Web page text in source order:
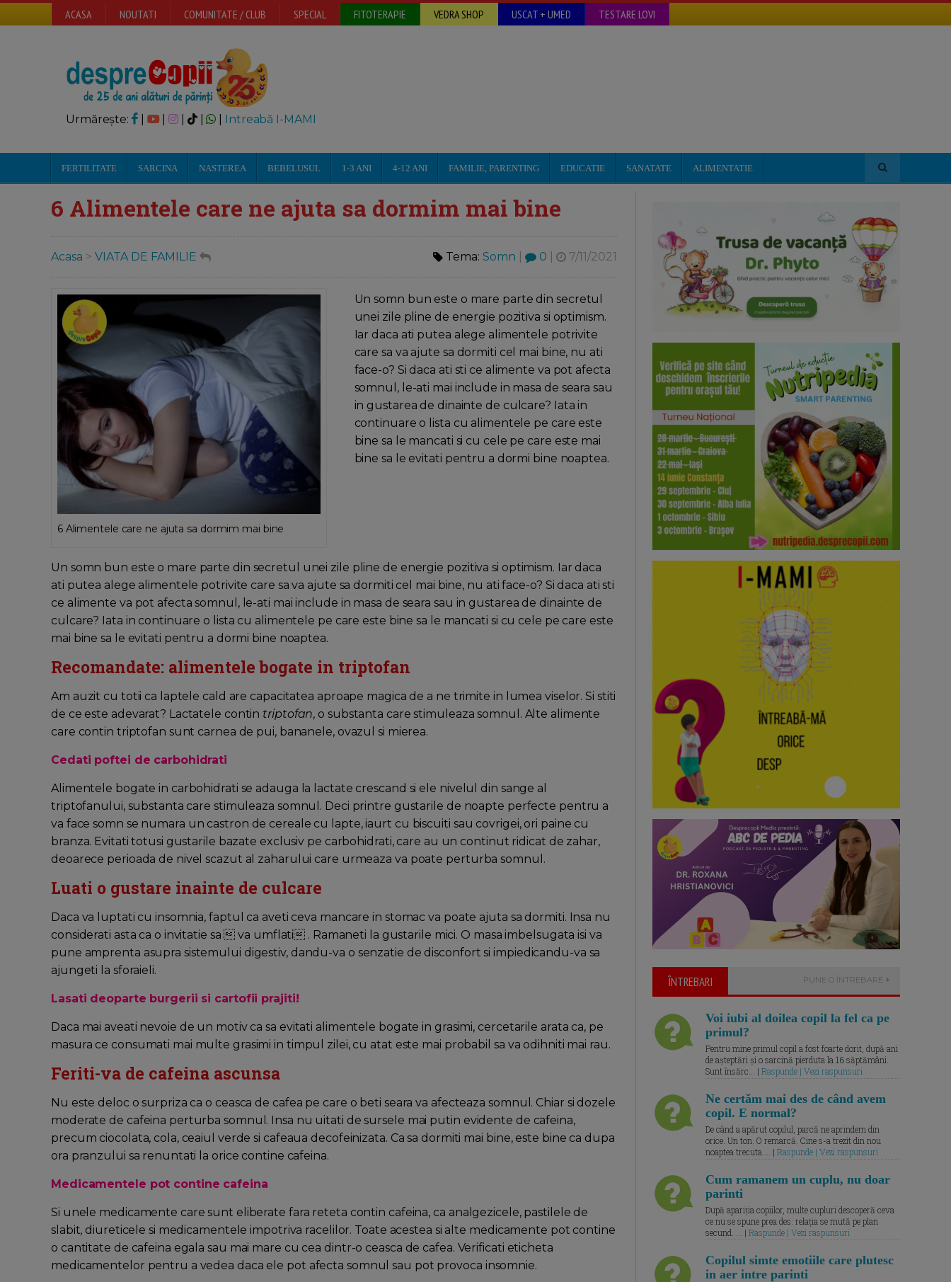
ACASA NOUTATI COMUNITATE / CLUB SPECIAL FITOTERAPIE VEDRA SHOP USCAT + UMED TESTARE LOVI
Urmărește: | | Intreabă I-MAMI
FERTILITATE SARCINA NASTEREA BEBELUSUL 1-3 ANI 4-12 ANI FAMILIE, PARENTING EDUCATIE SANATATE ALIMENTATIE
6 Alimentele care ne ajuta sa dormim mai bine
Acasa > VIATA DE FAMILIE Tema: Somn 0 7/11/2021
6 Alimentele care ne ajuta sa dormim mai bine
Un somn bun este o mare parte din secretul
unei zile pline de energie pozitiva si optimism.
Iar daca ati putea alege alimentele potrivite
care sa va ajute sa dormiti cel mai bine, nu ati
face-o? Si daca ati sti ce alimente va pot afecta
somnul, le-ati mai include in masa de seara sau
in gustarea de dinainte de culcare? Iata in
continuare o lista cu alimentele pe care este
bine sa le mancati si cu cele pe care este mai
bine sa le evitati pentru a dormi bine noaptea.
Un somn bun este o mare parte din secretul unei zile pline de energie pozitiva si optimism. Iar daca
ati putea alege alimentele potrivite care sa va ajute sa dormiti cel mai bine, nu ati face-o? Si daca ati sti
ce alimente va pot afecta somnul, le-ati mai include in masa de seara sau in gustarea de dinainte de
culcare? Iata in continuare o lista cu alimentele pe care este bine sa le mancati si cu cele pe care este
mai bine sa le evitati pentru a dormi bine noaptea.
Recomandate: alimentele bogate in triptofan
Am auzit cu totii ca laptele cald are capacitatea aproape magica de a ne trimite in lumea viselor. Si stiti
de ce este adevarat? Lactatele contin triptofan, o substanta care stimuleaza somnul. Alte alimente
care contin triptofan sunt carnea de pui, bananele, ovazul si mierea.
Cedati poftei de carbohidrati
Alimentele bogate in carbohidrati se adauga la lactate crescand si ele nivelul din sange al
triptofanului, substanta care stimuleaza somnul. Deci printre gustarile de noapte perfecte pentru a
va face somn se numara un castron de cereale cu lapte, iaurt cu biscuiti sau covrigei, ori paine cu
branza. Evitati totusi gustarile bazate exclusiv pe carbohidrati, care au un continut ridicat de zahar,
deoarece perioada de nivel scazut al zaharului care urmeaza va poate perturba somnul.
Luati o gustare inainte de culcare
Daca va luptati cu insomnia, faptul ca aveti ceva mancare in stomac va poate ajuta sa dormiti. Insa nu
considerati asta ca o invitatie sa  va umflati . Ramaneti la gustarile mici. O masa imbelsugata isi va
pune amprenta asupra sistemului digestiv, dandu-va o senzatie de disconfort si impiedicandu-va sa
ajungeti la sforaieli.
Lasati deoparte burgerii si cartofii prajiti!
Daca mai aveati nevoie de un motiv ca sa evitati alimentele bogate in grasimi, cercetarile arata ca, pe
masura ce consumati mai multe grasimi in timpul zilei, cu atat este mai probabil sa va odihniti mai rau.
Feriti-va de cafeina ascunsa
Nu este deloc o surpriza ca o ceasca de cafea pe care o beti seara va afecteaza somnul. Chiar si dozele
moderate de cafeina perturba somnul. Insa nu uitati de sursele mai putin evidente de cafeina,
precum ciocolata, cola, ceaiul verde si cafeaua decofeinizata. Ca sa dormiti mai bine, este bine ca dupa
ora pranzului sa renuntati la orice contine cafeina.
Medicamentele pot contine cafeina
Si unele medicamente care sunt eliberate fara reteta contin cafeina, ca analgezicele, pastilele de
slabit, diureticele si medicamentele impotriva racelilor. Toate acestea si alte medicamente pot contine
o cantitate de cafeina egala sau mai mare cu cea dintr-o ceasca de cafea. Verificati eticheta
medicamentelor pentru a vedea daca ele pot afecta somnul sau pot provoca insomnie.
ÎNTREBARI PUNE O ÎNTREBARE
Voi iubi al doilea copil la fel ca pe
primul?
Pentru mine primul copil a fost foarte dorit, după ani
de așteptări și o sarcină pierduta la 16 săptămâni.
Sunt însărc... | Raspunde | Vezi raspunsuri
Ne certăm mai des de când avem
copil. E normal?
De când a apărut copilul, parcă ne aprindem din
orice. Un ton. O remarcă. Cine s-a trezit din nou
noaptea trecuta.... | Raspunde | Vezi raspunsuri
Cum ramanem un cuplu, nu doar
parinti
După apariția copiilor, multe cupluri descoperă ceva
ce nu se spune prea des: relația se mută pe plan
secund. ... | Raspunde | Vezi raspunsuri
Copilul simte emotiile care plutesc
in aer intre parinti